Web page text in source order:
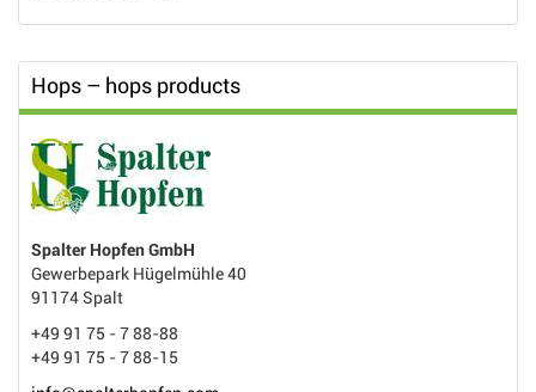
Hops – hops products
Spalter Hopfen GmbH
Gewerbepark Hügelmühle 40
91174 Spalt
+49 91 75 - 7 88-88
+49 91 75 - 7 88-15